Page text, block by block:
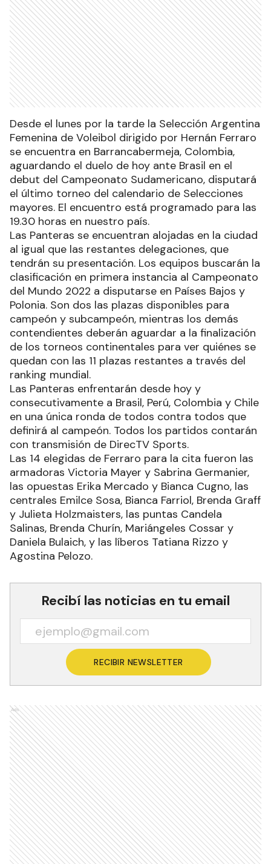
Desde el lunes por la tarde la Selección Argentina
Femenina de Voleibol dirigido por Hernán Ferraro
se encuentra en Barrancabermeja, Colombia,
aguardando el duelo de hoy ante Brasil en el
debut del Campeonato Sudamericano, disputará
el último torneo del calendario de Selecciones
mayores. El encuentro está programado para las
19.30 horas en nuestro país.
Las Panteras se encuentran alojadas en la ciudad
al igual que las restantes delegaciones, que
tendrán su presentación. Los equipos buscarán la
clasificación en primera instancia al Campeonato
del Mundo 2022 a disputarse en Países Bajos y
Polonia. Son dos las plazas disponibles para
campeón y subcampeón, mientras los demás
contendientes deberán aguardar a la finalización
de los torneos continentales para ver quiénes se
quedan con las 11 plazas restantes a través del
ranking mundial.
Las Panteras enfrentarán desde hoy y
consecutivamente a Brasil, Perú, Colombia y Chile
en una única ronda de todos contra todos que
definirá al campeón. Todos los partidos contarán
con transmisión de DirecTV Sports.
Las 14 elegidas de Ferraro para la cita fueron las
armadoras Victoria Mayer y Sabrina Germanier,
las opuestas Erika Mercado y Bianca Cugno, las
centrales Emilce Sosa, Bianca Farriol, Brenda Graff
y Julieta Holzmaisters, las puntas Candela
Salinas, Brenda Churín, Mariángeles Cossar y
Daniela Bulaich, y las líberos Tatiana Rizzo y
Agostina Pelozo.
Recibí las noticias en tu email
RECIBIR NEWSLETTER
Ads